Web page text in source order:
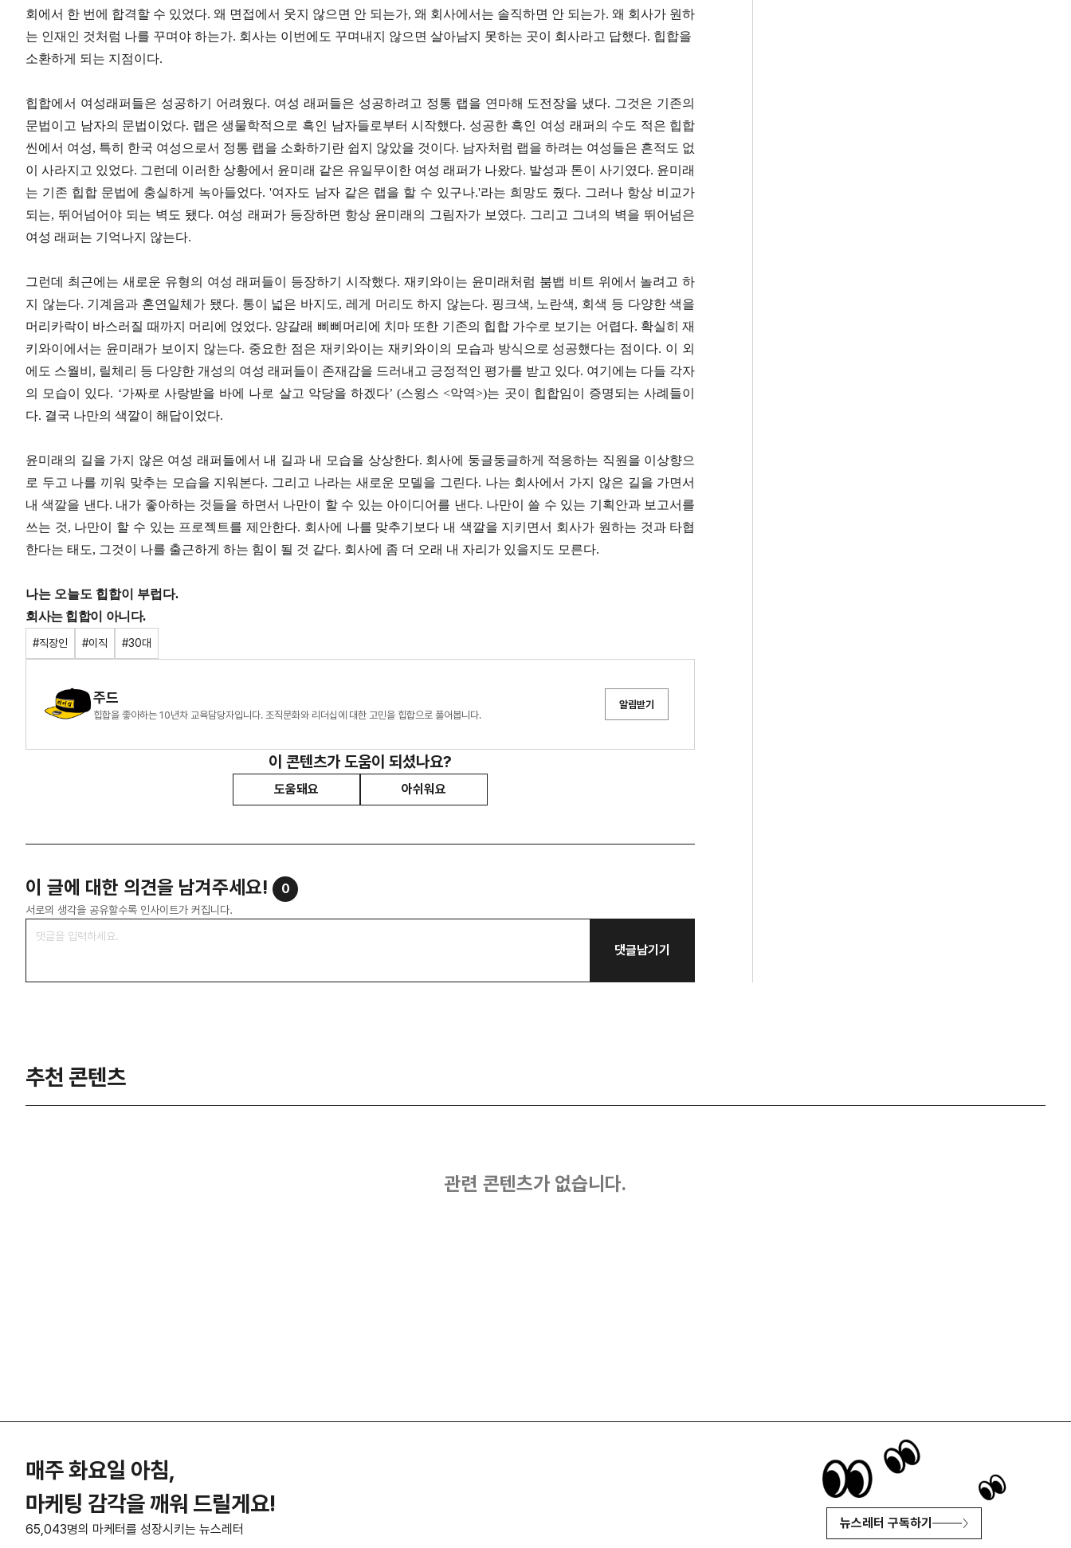
회에서 한 번에 합격할 수 있었다. 왜 면접에서 웃지 않으면 안 되는가, 왜 회사에서는 솔직하면 안 되는가. 왜 회사가 원하
는 인재인 것처럼 나를 꾸며야 하는가. 회사는 이번에도 꾸며내지 않으면 살아남지 못하는 곳이 회사라고 답했다. 힙합을
소환하게 되는 지점이다.
힙합에서 여성래퍼들은 성공하기 어려웠다. 여성 래퍼들은 성공하려고 정통 랩을 연마해 도전장을 냈다. 그것은 기존의
문법이고 남자의 문법이었다. 랩은 생물학적으로 흑인 남자들로부터 시작했다. 성공한 흑인 여성 래퍼의 수도 적은 힙합
씬에서 여성, 특히 한국 여성으로서 정통 랩을 소화하기란 쉽지 않았을 것이다. 남자처럼 랩을 하려는 여성들은 흔적도 없
이 사라지고 있었다. 그런데 이러한 상황에서 윤미래 같은 유일무이한 여성 래퍼가 나왔다. 발성과 톤이 사기였다. 윤미래
는 기존 힙합 문법에 충실하게 녹아들었다. '여자도 남자 같은 랩을 할 수 있구나.'라는 희망도 줬다. 그러나 항상 비교가
되는, 뛰어넘어야 되는 벽도 됐다. 여성 래퍼가 등장하면 항상 윤미래의 그림자가 보였다. 그리고 그녀의 벽을 뛰어넘은
여성 래퍼는 기억나지 않는다.
그런데 최근에는 새로운 유형의 여성 래퍼들이 등장하기 시작했다.재키와이는 윤미래처럼 붐뱁 비트 위에서 놀려고 하
지 않는다. 기계음과 혼연일체가 됐다. 통이 넓은 바지도, 레게 머리도 하지 않는다. 핑크색, 노란색, 회색 등 다양한 색을
머리카락이 바스러질 때까지 머리에 얹었다. 양갈래 삐삐머리에 치마 또한 기존의 힙합 가수로 보기는 어렵다. 확실히 재
키와이에서는 윤미래가 보이지 않는다. 중요한 점은 재키와이는 재키와이의 모습과 방식으로 성공했다는 점이다. 이 외
에도 스월비 , 릴체리 등 다양한 개성의 여성 래퍼들이 존재감을 드러내고 긍정적인 평가를 받고 있다. 여기에는 다들 각자
의 모습이 있다. ‘가짜로 사랑받을 바에 나로 살고 악당을 하겠다’ (스윙스 <악역>)는 곳이 힙합임이 증명되는 사례들이
다. 결국 나만의 색깔이 해답이었다.
윤미래의 길을 가지 않은 여성 래퍼들에서 내 길과 내 모습을 상상한다. 회사에 둥글둥글하게 적응하는 직원을 이상향으
로 두고 나를 끼워 맞추는 모습을 지워본다. 그리고 나라는 새로운 모델을 그린다. 나는 회사에서 가지 않은 길을 가면서
내 색깔을 낸다. 내가 좋아하는 것들을 하면서 나만이 할 수 있는 아이디어를 낸다. 나만이 쓸 수 있는 기획안과 보고서를
쓰는 것, 나만이 할 수 있는 프로젝트를 제안한다. 회사에 나를 맞추기보다 내 색깔을 지키면서 회사가 원하는 것과 타협
한다는 태도, 그것이 나를 출근하게 하는 힘이 될 것 같다. 회사에 좀 더 오래 내 자리가 있을지도 모른다.
나는 오늘도 힙합이 부럽다.
회사는 힙합이 아니다.
#직장인 #이직 #30대
주드
힙합을 좋아하는 10년차 교육담당자입니다. 조직문화와 리더십에 대한 고민을 힙합으로 풀어봅니다.
알림받기
이 콘텐츠가 도움이 되셨나요?
도움돼요 아쉬워요
이 글에 대한 의견을 남겨주세요! 0
서로의 생각을 공유할수록 인사이트가 커집니다.
댓글남기기
추천 콘텐츠
관련 콘텐츠가 없습니다.
매주 화요일 아침,
마케팅 감각을 깨워 드릴게요!
65,043명의 마케터를 성장시키는 뉴스레터 뉴스레터 구독하기